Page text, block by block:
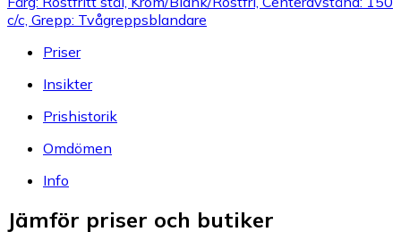
c/c, Grepp: Tvågreppsblandare
Priser
Insikter
Prishistorik
Omdömen
Info
Jämför priser och butiker